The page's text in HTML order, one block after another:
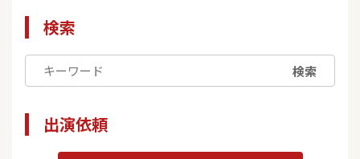
検索
検索
出演依頼